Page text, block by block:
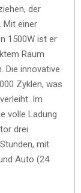
der
Mit einer
1500W ist er
Raum
Die innovative
Zyklen, was
Im
volle Ladung
drei
mit
Auto (24